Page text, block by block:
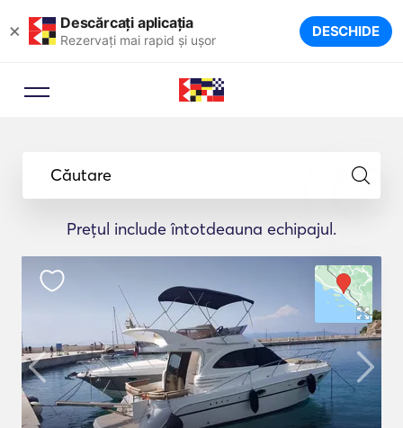
× Descărcați aplicația
Rezervați mai rapid și ușor DESCHIDE
Căutare
Prețul include întotdeauna echipajul.